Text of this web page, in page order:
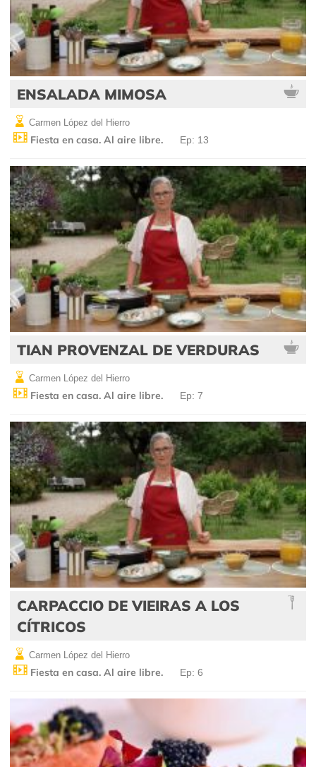
ENSALADA MIMOSA
Carmen López del Hierro
Fiesta en casa. Al aire libre. Ep: 13
TIAN PROVENZAL DE VERDURAS
Carmen López del Hierro
Fiesta en casa. Al aire libre. Ep: 7
CARPACCIO DE VIEIRAS A LOS
CÍTRICOS
Carmen López del Hierro
Fiesta en casa. Al aire libre. Ep: 6